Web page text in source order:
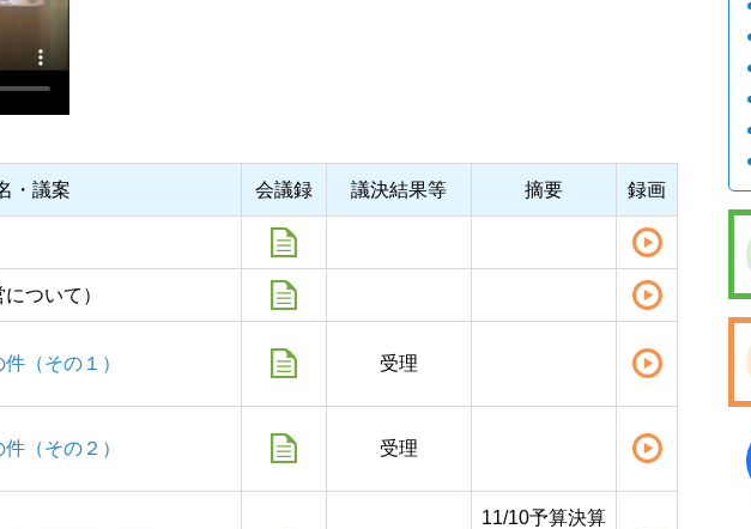
・議案 会議録 議決結果等 摘要 録画
ついて）
（その１） 受理
（その２） 受理
11/10予算決算